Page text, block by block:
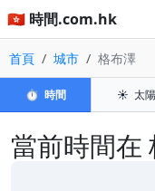
🇭🇰 時間.com.hk
首頁 城市 格布澤
⏱️ 時間 ☀️ 太陽
當前時間在